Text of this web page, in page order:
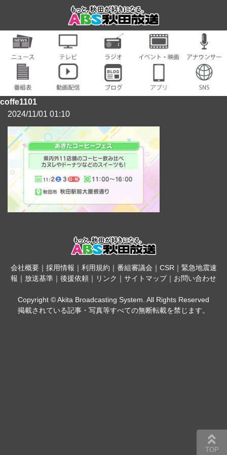
coffe1101
2024/11/01 01:10
会社概要｜ 採用情報 ｜ 利用規約 ｜ 番組審議会 ｜ CSR｜ 緊急地震速
報 ｜ 放送基準 ｜ 後援依頼 ｜ リンク ｜ サイトマップ｜ お問い合わせ
Copyright © Akita Broadcasting System. All Rights Reserved
掲載されている記事・写真等すべての無断転載を禁じます。